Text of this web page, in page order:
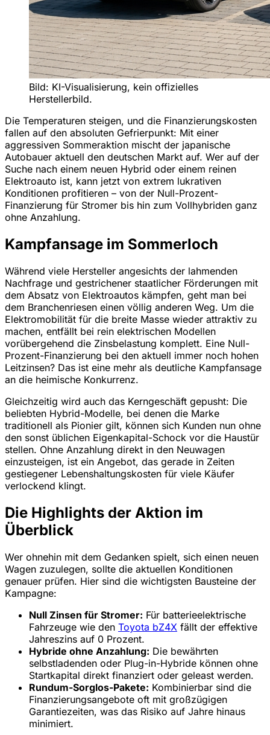
Bild: KI-Visualisierung, kein offizielles
Herstellerbild.
Die Temperaturen steigen, und die Finanzierungskosten
fallen auf den absoluten Gefrierpunkt: Mit einer
aggressiven Sommeraktion mischt der japanische
Autobauer aktuell den deutschen Markt auf. Wer auf der
Suche nach einem neuen Hybrid oder einem reinen
Elektroauto ist, kann jetzt von extrem lukrativen
Konditionen profitieren – von der Null-Prozent-
Finanzierung für Stromer bis hin zum Vollhybriden ganz
ohne Anzahlung.
Kampfansage im Sommerloch
Während viele Hersteller angesichts der lahmenden
Nachfrage und gestrichener staatlicher Förderungen mit
dem Absatz von Elektroautos kämpfen, geht man bei
dem Branchenriesen einen völlig anderen Weg. Um die
Elektromobilität für die breite Masse wieder attraktiv zu
machen, entfällt bei rein elektrischen Modellen
vorübergehend die Zinsbelastung komplett. Eine Null-
Prozent-Finanzierung bei den aktuell immer noch hohen
Leitzinsen? Das ist eine mehr als deutliche Kampfansage
an die heimische Konkurrenz.
Gleichzeitig wird auch das Kerngeschäft gepusht: Die
beliebten Hybrid-Modelle, bei denen die Marke
traditionell als Pionier gilt, können sich Kunden nun ohne
den sonst üblichen Eigenkapital-Schock vor die Haustür
stellen. Ohne Anzahlung direkt in den Neuwagen
einzusteigen, ist ein Angebot, das gerade in Zeiten
gestiegener Lebenshaltungskosten für viele Käufer
verlockend klingt.
Die Highlights der Aktion im
Überblick
Wer ohnehin mit dem Gedanken spielt, sich einen neuen
Wagen zuzulegen, sollte die aktuellen Konditionen
genauer prüfen. Hier sind die wichtigsten Bausteine der
Kampagne:
Null Zinsen für Stromer: Für batterieelektrische
Fahrzeuge wie den Toyota bZ4X fällt der effektive
Jahreszins auf 0 Prozent.
Hybride ohne Anzahlung: Die bewährten
selbstladenden oder Plug-in-Hybride können ohne
Startkapital direkt finanziert oder geleast werden.
Rundum-Sorglos-Pakete: Kombinierbar sind die
Finanzierungsangebote oft mit großzügigen
Garantiezeiten, was das Risiko auf Jahre hinaus
minimiert.